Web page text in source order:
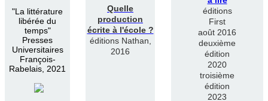
"La littérature
libérée du
temps"
Presses
Universitaires
François-
Rabelais, 2021
Quelle
production
écrite à l'école ?
éditions Nathan,
2016
éditions
First
août 2016
deuxième
édition
2020
troisième
édition
2023